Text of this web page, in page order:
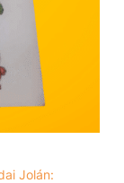
Jolán: